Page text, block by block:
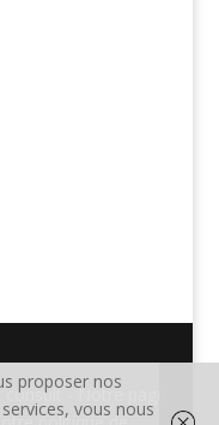
- Notre page
proposer nos
vous nous